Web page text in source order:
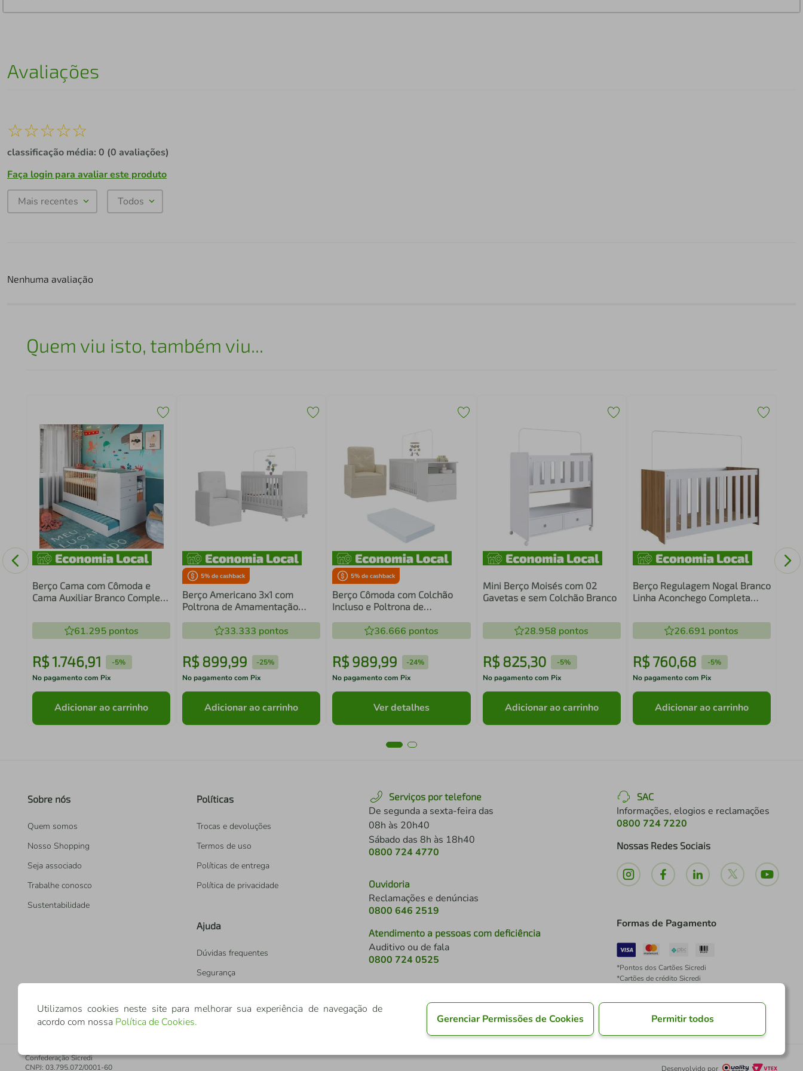
Avaliações
☆☆☆☆☆
classificação média: 0 (0 avaliações)
Faça login para avaliar este produto
Mais recentes Todos
Nenhuma avaliação
Quem viu isto, também viu...
Berço Cama com Cômoda e
Cama Auxiliar Branco Completa
61.295pontos
R$1.746,91 -5%
No pagamento com Pix
Adicionar ao carrinho
5% de cashback
Berço Americano 3x1 com
Poltrona de Amamentação
33.333 pontos
R$ 899,99 -25%
No pagamento com Pix
Adicionar ao carrinho
5% de cashback
Berço Cômoda com Colchão
Incluso e Poltrona de
Multimóveis MP4090
36.666 pontos
R$989,99 -24%
No pagamento com Pix
Ver detalhes
Mini Berço Moisés com 02
Gavetas e sem Colchão Branco
28.958 pontos
R$ 825,30 -5%
No pagamento com Pix
Adicionar ao carrinho
Berço Regulagem Nogal Branco
Linha Aconchego Completa
26.691 pontos
R$ 760,68 -5%
No pagamento com Pix
Adicionar ao carrinho
Sobre nós
Quem somos
Nosso Shopping
Seja associado
Trabalhe conosco
Sustentabilidade
Políticas
Trocas e devoluções
Termos de uso
Políticas de entrega
Política de privacidade
Ajuda
Dúvidas frequentes
Segurança
Serviços por telefone
De segunda a sexta-feira das
08h às 20h40
Sábado das 8h às 18h40
0800 724 4770
Ouvidoria
Reclamações e denúncias
0800 646 2519
Atendimento a pessoas com deficiência
Auditivo ou de fala
0800 724 0525
SAC
Informações, elogios e reclamações
0800 724 7220
Nossas Redes Sociais
Formas de Pagamento
*Pontos dos Cartões Sicredi
*Cartões de crédito Sicredi
Confederação Sicredi
CNPJ: 03.795.072/0001-60
Desenvolvido por
Utilizamos cookies neste site para melhorar sua experiência de navegação de
acordo com nossa Política de Cookies. Gerenciar Permissões de Cookies Permitir todos